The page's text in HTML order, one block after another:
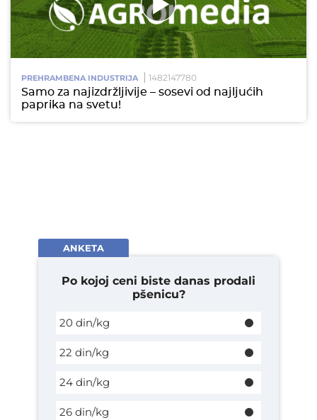
PREHRAMBENA INDUSTRIJA 1482147780
Samo za najizdržljivije – sosevi od najljućih
paprika na svetu!
ANKETA
Po kojoj ceni biste danas prodali
pšenicu?
20 din/kg
22 din/kg
24 din/kg
26 din/kg